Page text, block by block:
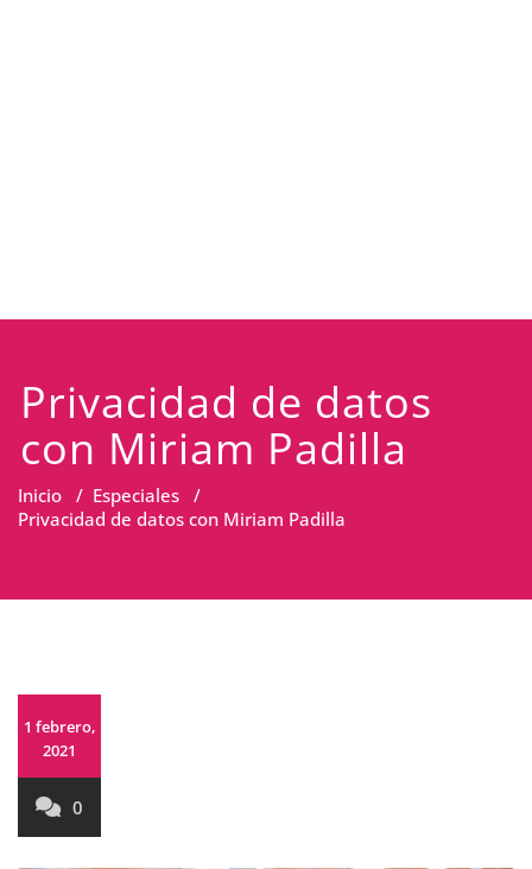
Privacidad de datos
con Miriam Padilla
Inicio / Especiales /
Privacidad de datos con Miriam Padilla
1 febrero,
2021
0